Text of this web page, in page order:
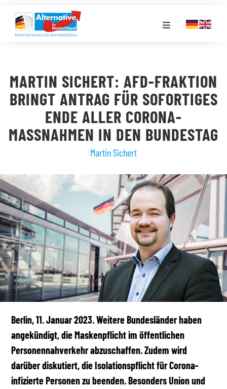
Inhalt
springen
Toggle
LANDESGRUPPEN
VERANSTALTUNGEN
STELLENPORTAL
MEDIATHEK
MARTIN SICHERT: AFD-FRAKTION
BRINGT ANTRAG FÜR SOFORTIGES
ENDE ALLER CORONA-
MASSNAHMEN IN DEN BUNDESTAG
Martin Sichert
Berlin, 11. Januar 2023. Weitere Bundesländer haben
angekündigt, die Maskenpflicht im öffentlichen
Personennahverkehr abzuschaffen. Zudem wird
darüber diskutiert, die Isolationspflicht für Corona-
infizierte Personen zu beenden. Besonders Union und